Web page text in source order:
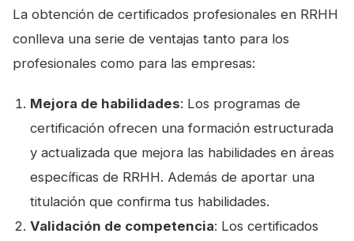
La obtención de certificados profesionales en RRHH
conlleva una serie de ventajas tanto para los
profesionales como para las empresas:
Mejora de habilidades: Los programas de
certificación ofrecen una formación estructurada
y actualizada que mejora las habilidades en áreas
específicas de RRHH. Además de aportar una
titulación que confirma tus habilidades.
Validación de competencia: Los certificados